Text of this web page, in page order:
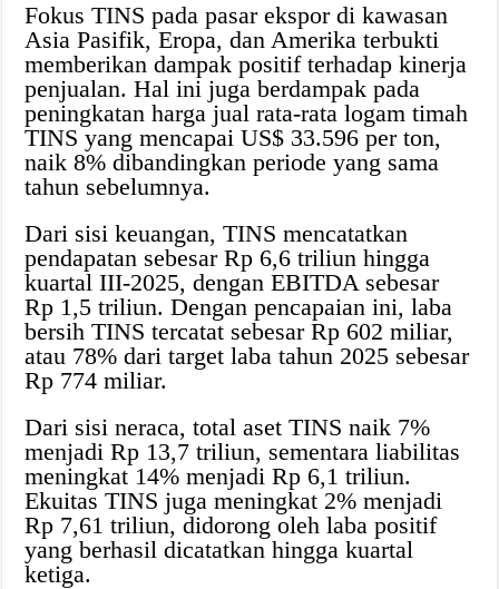
Fokus TINS pada pasar ekspor di kawasan
Asia Pasifik, Eropa, dan Amerika terbukti
memberikan dampak positif terhadap kinerja
penjualan. Hal ini juga berdampak pada
peningkatan harga jual rata-rata logam timah
TINS yang mencapai US$ 33.596 per ton,
naik 8% dibandingkan periode yang sama
tahun sebelumnya.
Dari sisi keuangan, TINS mencatatkan
pendapatan sebesar Rp 6,6 triliun hingga
kuartal III-2025, dengan EBITDA sebesar
Rp 1,5 triliun. Dengan pencapaian ini, laba
bersih TINS tercatat sebesar Rp 602 miliar,
atau 78% dari target laba tahun 2025 sebesar
Rp 774 miliar.
Dari sisi neraca, total aset TINS naik 7%
menjadi Rp 13,7 triliun, sementara liabilitas
meningkat 14% menjadi Rp 6,1 triliun.
Ekuitas TINS juga meningkat 2% menjadi
Rp 7,61 triliun, didorong oleh laba positif
yang berhasil dicatatkan hingga kuartal
ketiga.